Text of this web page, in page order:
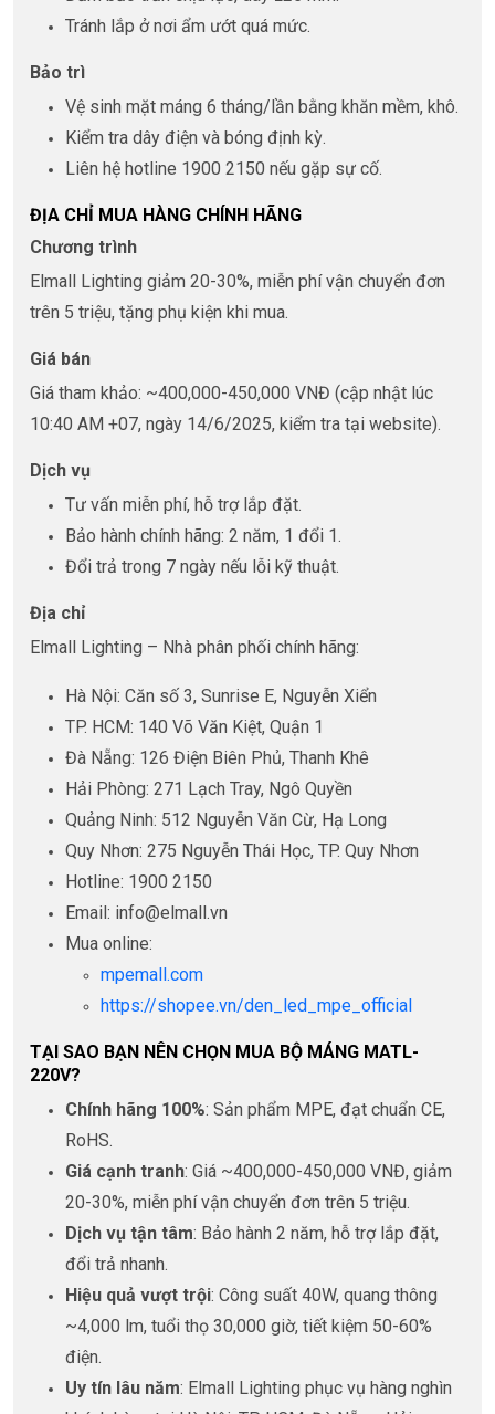
Tránh lắp ở nơi ẩm ướt quá mức.
Bảo trì
Vệ sinh mặt máng 6 tháng/lần bằng khăn mềm, khô.
Kiểm tra dây điện và bóng định kỳ.
Liên hệ hotline 1900 2150 nếu gặp sự cố.
ĐỊA CHỈ MUA HÀNG CHÍNH HÃNG
Chương trình
Elmall Lighting giảm 20-30%, miễn phí vận chuyển đơn
trên 5 triệu, tặng phụ kiện khi mua.
Giá bán
Giá tham khảo: ~400,000-450,000 VNĐ (cập nhật lúc
10:40 AM +07, ngày 14/6/2025, kiểm tra tại website).
Dịch vụ
Tư vấn miễn phí, hỗ trợ lắp đặt.
Bảo hành chính hãng: 2 năm, 1 đổi 1.
Đổi trả trong 7 ngày nếu lỗi kỹ thuật.
Địa chỉ
Elmall Lighting – Nhà phân phối chính hãng:
Hà Nội: Căn số 3, Sunrise E, Nguyễn Xiển
TP. HCM: 140 Võ Văn Kiệt, Quận 1
Đà Nẵng: 126 Điện Biên Phủ, Thanh Khê
Hải Phòng: 271 Lạch Tray, Ngô Quyền
Quảng Ninh: 512 Nguyễn Văn Cừ, Hạ Long
Quy Nhơn: 275 Nguyễn Thái Học, TP. Quy Nhơn
Hotline: 1900 2150
Email: info@elmall.vn
Mua online:
mpemall.com
https://shopee.vn/den_led_mpe_official
TẠI SAO BẠN NÊN CHỌN MUA BỘ MÁNG MATL-
220V?
Chính hãng 100%: Sản phẩm MPE, đạt chuẩn CE,
RoHS.
Giá cạnh tranh: Giá ~400,000-450,000 VNĐ, giảm
20-30%, miễn phí vận chuyển đơn trên 5 triệu.
Dịch vụ tận tâm: Bảo hành 2 năm, hỗ trợ lắp đặt,
đổi trả nhanh.
Hiệu quả vượt trội: Công suất 40W, quang thông
~4,000 lm, tuổi thọ 30,000 giờ, tiết kiệm 50-60%
điện.
Uy tín lâu năm: Elmall Lighting phục vụ hàng nghìn